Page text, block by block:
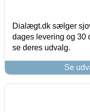
Dialægt.dk sælger
dages levering og 30
se deres udvalg.
Se